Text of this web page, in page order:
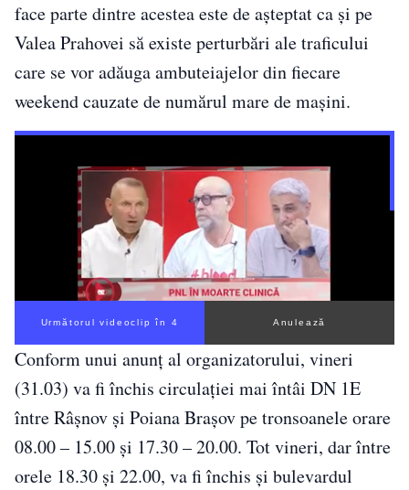
face parte dintre acestea este de așteptat ca și pe
Valea Prahovei să existe perturbări ale traficului
care se vor adăuga ambuteiajelor din fiecare
weekend cauzate de numărul mare de mașini.
Următorul videoclip în 3 Anulează
Conform unui anunț al organizatorului, vineri
(31.03) va fi închis circulației mai întâi DN 1E
între Râșnov și Poiana Brașov pe tronsoanele orare
08.00 – 15.00 și 17.30 – 20.00. Tot vineri, dar între
orele 18.30 și 22.00, va fi închis și bulevardul